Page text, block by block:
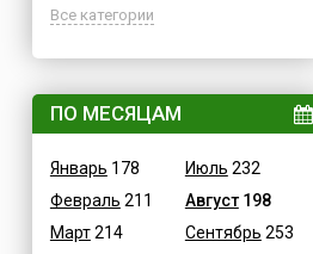
Греция
Египет
Израиль
Индия
Иордания
Армейские
Водные
Детские
В честь икон
Дни памяти святых
Все категории
ПО МЕСЯЦАМ
Январь 178
Февраль 211
Март214
Июль 232
Август198
Сентябрь 253